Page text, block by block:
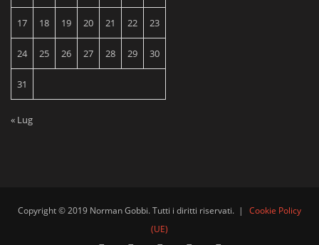
17 18 19 20 21 22 23
24 25 26 27 28 29 30
31
« Lug
Copyright © 2019 Norman Gobbi. Tutti i diritti riservati. |
Cookie Policy
(UE)